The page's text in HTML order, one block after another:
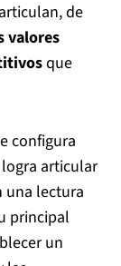
de
valores
que
configura
articular
una lectura
principal
un